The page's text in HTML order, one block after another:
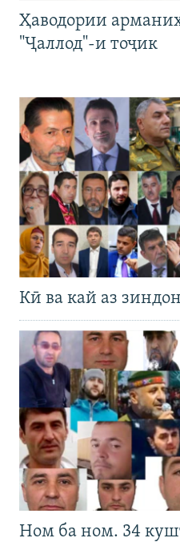
Ҳаводории
"Ҷаллод"-и тоҷик
Кӣ ва кай аз
Ном ба ном. 34